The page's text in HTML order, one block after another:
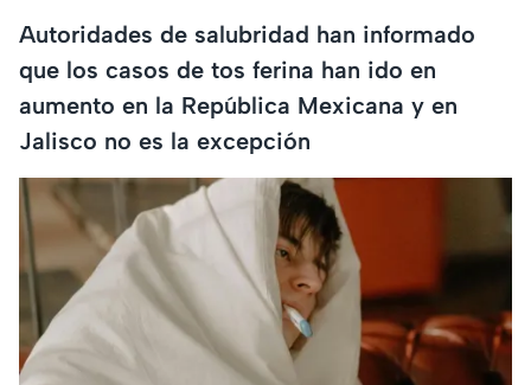
Autoridades de salubridad han informado
que los casos de tos ferina han ido en
aumento en la República Mexicana y en
Jalisco no es la excepción